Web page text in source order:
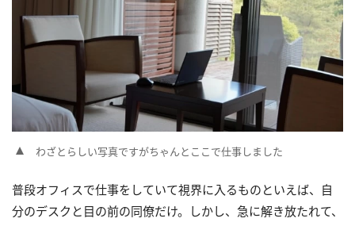
わざとらしい写真ですがちゃんとここで仕事しました
普段オフィスで仕事をしていて視界に入るものといえば、自
分のデスクと目の前の同僚だけ。しかし、急に解き放たれて、